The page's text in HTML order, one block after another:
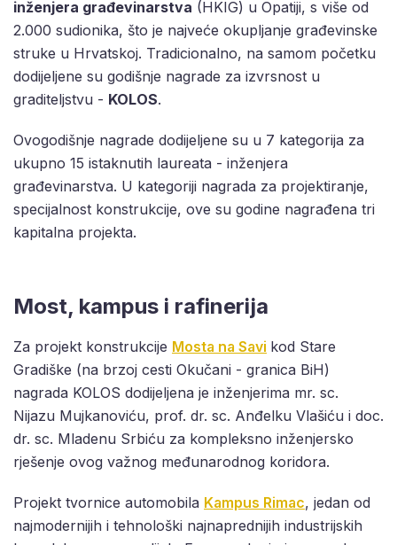
inženjera građevinarstva (HKIG) u Opatiji, s više od
2.000 sudionika, što je najveće okupljanje građevinske
struke u Hrvatskoj. Tradicionalno, na samom početku
dodijeljene su godišnje nagrade za izvrsnost u
graditeljstvu - KOLOS.
Ovogodišnje nagrade dodijeljene su u 7 kategorija za
ukupno 15 istaknutih laureata - inženjera
građevinarstva. U kategoriji nagrada za projektiranje,
specijalnost konstrukcije, ove su godine nagrađena tri
kapitalna projekta.
Most, kampus i rafinerija
Za projekt konstrukcije Mosta na Savi kod Stare
Gradiške (na brzoj cesti Okučani - granica BiH)
nagrada KOLOS dodijeljena je inženjerima mr. sc.
Nijazu Mujkanoviću, prof. dr. sc. Anđelku Vlašiću i doc.
dr. sc. Mladenu Srbiću za kompleksno inženjersko
rješenje ovog važnog međunarodnog koridora.
Projekt tvornice automobila Kampus Rimac, jedan od
najmodernijih i tehnološki najnaprednijih industrijskih